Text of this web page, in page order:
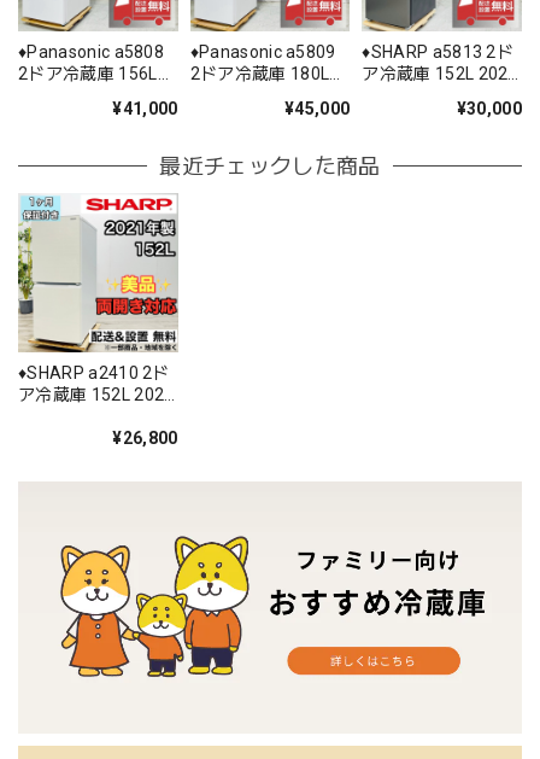
♦️Panasonic a5808
2ドア冷蔵庫 156L
¥41,000
♦️Panasonic a5809
2ドア冷蔵庫 180L
¥45,000
♦️SHARP a5813 2ド
ア冷蔵庫 152L 2021
¥30,000
最近チェックした商品
♦️SHARP a2410 2ド
ア冷蔵庫 152L 2021
¥26,800